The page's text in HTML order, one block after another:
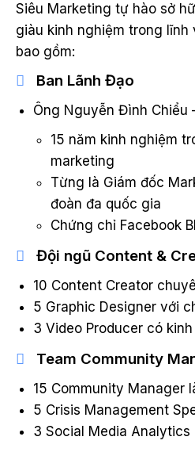
Siêu Marketing tự hào sở
giàu kinh nghiệm trong
bao gồm:
Ban Lãnh Đạo
Ông Nguyễn Đình Chiểu
15 năm kinh nghiệm
marketing
Từng là Giám đốc
đoàn đa quốc gia
Chứng chỉ Facebook
Đội ngũ Content &
10 Content Creator
5 Graphic Designer với
3 Video Producer có
Team Community
15 Community Manager
5 Crisis Management
3 Social Media Analytics